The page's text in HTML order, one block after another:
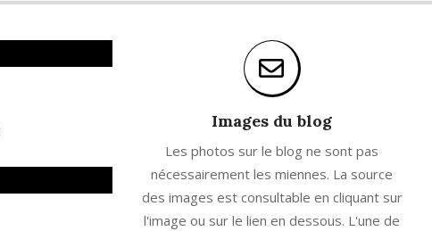
Images du blog
Les photos sur le blog ne sont pas
nécessairement les miennes. La source
des images est consultable en cliquant sur
l'image ou sur le lien en dessous. L'une de